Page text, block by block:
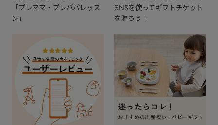
「プレママ・プレパパレッス
ン」
SNSを使ってギフトチケット
を贈ろう！